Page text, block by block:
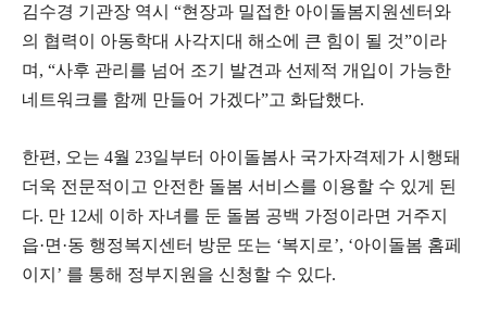
김수경 기관장 역시 “현장과 밀접한 아이돌봄지원센터와
의 협력이 아동학대 사각지대 해소에 큰 힘이 될 것”이라
며, “사후 관리를 넘어 조기 발견과 선제적 개입이 가능한
네트워크를 함께 만들어 가겠다”고 화답했다.
한편, 오는 4월 23일부터 아이돌봄사 국가자격제가 시행돼
더욱 전문적이고 안전한 돌봄 서비스를 이용할 수 있게 된
다. 만 12세 이하 자녀를 둔 돌봄 공백 가정이라면 거주지
읍·면·동 행정복지센터 방문 또는 ‘복지로’, ‘아이돌봄 홈페
이지’ 를 통해 정부지원을 신청할 수 있다.